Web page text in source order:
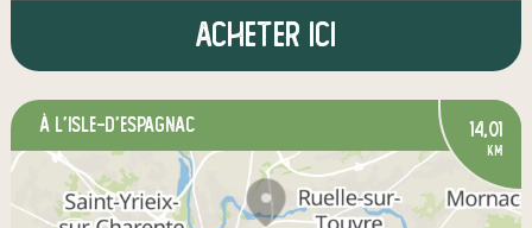
Acheter ici
à L'Isle-d'Espagnac 14,01
km